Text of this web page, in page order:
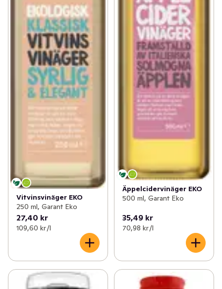
Vitvinsvinäger EKO
250 ml, Garant Eko
27,40 kr
109,60 kr /l
Äppelcidervinäger EKO
500 ml, Garant Eko
35,49 kr
70,98 kr /l